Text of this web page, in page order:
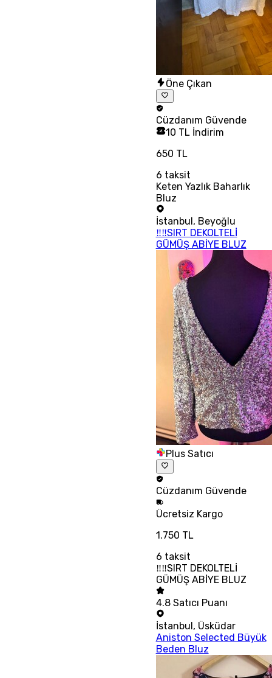
Öne Çıkan
Cüzdanım Güvende
10 TL İndirim
650 TL
6 taksit
Keten Yazlık Baharlık
Bluz
İstanbul , Beyoğlu
‼‼SIRT DEKOLTELİ
GÜMÜŞ ABİYE BLUZ
Plus Satıcı
Cüzdanım Güvende
Ücretsiz Kargo
1.750 TL
6 taksit
‼‼SIRT DEKOLTELİ
GÜMÜŞ ABİYE BLUZ
4.8 Satıcı Puanı
İstanbul, Üsküdar
Aniston Selected Büyük
Beden Bluz